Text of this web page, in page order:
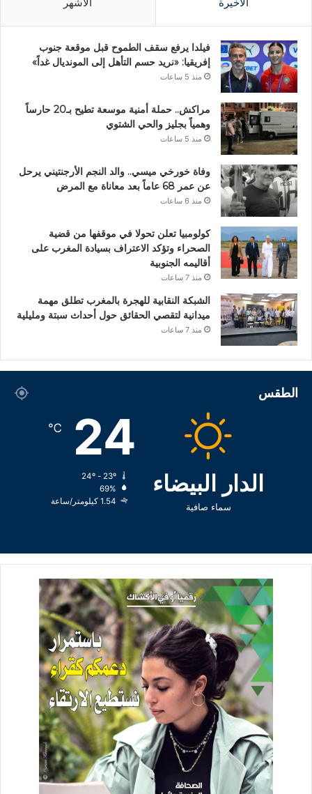
الأخيرة الأشهر
فيلدا يرفع سقف الطموح قبل موقعة جنوب
إفريقيا: «نريد حسم التأهل إلى المونديال غداً»
منذ 5 ساعات
مراكش.. حملة أمنية موسعة تطيح بـ20 حارساً
وهمياً بجليز والحي الشتوي
منذ 5 ساعات
وفاة خورخي ميسي.. والد النجم الأرجنتيني يرحل
عن عمر 68 عاماً بعد معاناة مع المرض
منذ 6 ساعات
كولومبيا تعلن تحولا في موقفها من قضية
الصحراء وتؤكد الاعتراف بسيادة المغرب على
أقاليمه الجنوبية
منذ 7 ساعات
الشبكة النقابية للهجرة بالمغرب تطلق مهمة
ميدانية لتقصي الحقائق حول أحداث سبتة ومليلية
منذ 7 ساعات
الطقس
الدار البيضاء
سماء صافية
24
℃
69%
1.54 كيلومتر/ساعة